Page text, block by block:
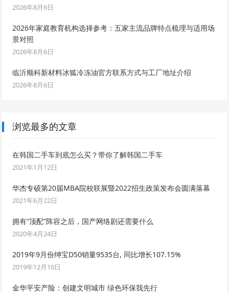
2026年8月6日
2026年家庭教育机构选择参考：五家主流品牌特点梳理与适用场
景对照
2026年8月6日
临沂顺科新材料冰狐冷冻油官方联系方式与工厂地址介绍
2026年8月6日
浏览最多的文章
在韩国二手车到底怎么买？带你了解韩国二手车
2021年1月12日
华杰专硕第20届MBA院校联展暨2022招生政策发布会圆满落幕
2021年6月22日
拥有“顶配”阵容之后，国产网络剧还需要什么
2020年4月24日
2019年9月份绅宝D50销量9535台, 同比增长107.15%
2019年12月10日
金华平安产险：创建文明城市 绿色环保我先行